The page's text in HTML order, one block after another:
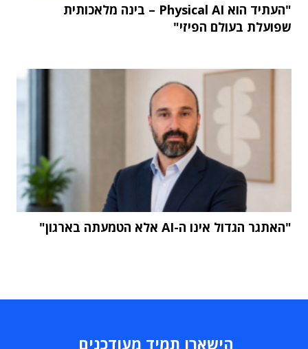
"העתיד הוא Physical AI – בינה מלאכותית
שפועלת בעולם הפיזי"
"האתגר הגדול אינו ה-AI אלא הטמעתה בארגון"
הישארו תמיד מעודכנים